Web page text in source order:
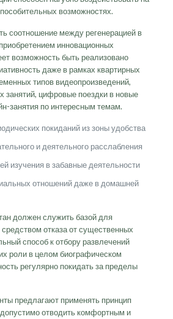
возможностях.
соотношение между регенерацией в
инновационных
возможность быть реализовано
даже в рамках квартирных
типов видеопроизведений,
занятий, цифровые поездки в новые
занятия по интересным темам.
покиданий из зоны удобства
и деятельного расслабления
изучения в забавные деятельности
отношений даже в домашней
должен служить базой для
отказа от существенных
способ к отбору развлечений
роли в целом биографическом
регулярно покидать за пределы
предлагают применять принцип
отводить комфортным и